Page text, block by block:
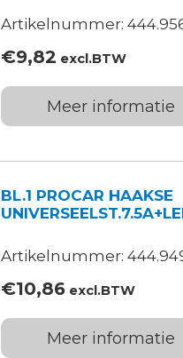
Artikelnummer:
€9,82 excl.BTW
Meer informatie
BL.1 PROCAR HAAKSE
Artikelnummer:
€10,86excl.BTW
Meer informatie